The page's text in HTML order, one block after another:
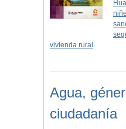
vivienda rural
Agua,
ciudadanía